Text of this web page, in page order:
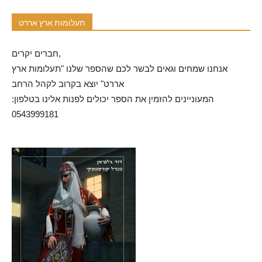
תעלומות ארץ אררט
חברים יקרים,
אנחנו שמחים וגאים לבשר לכם שהספר שלנו "תעלומות ארץ
אררט" יוצא בקרוב לקהל הרחב
המעוניינים להזמין את הספר יכולים לפנות אלינו בטלפון:
0543999181